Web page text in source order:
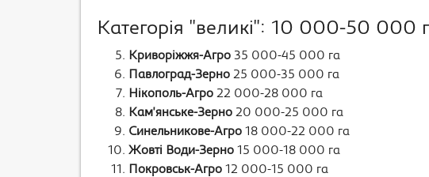
Категорія "великі": 10 000-50 000
Криворіжжя-Агро 35 000-45 000 га
Павлоград-Зерно 25 000-35 000 га
Нікополь-Агро 22 000-28 000 га
Кам'янське-Зерно 20 000-25 000 га
Синельникове-Агро 18 000-22 000 га
Жовті Води-Зерно 15 000-18 000 га
Покровськ-Агро 12 000-15 000 га